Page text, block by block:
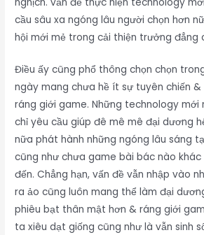
cầu sâu xa ngóng lâu người chọn hơn
hội mới mẻ trong cải thiện trưởng đẳng
Điều ấy cũng phổ thông chọn chọn
ngày mang chưa hề ít sự tuyên chiến
ráng giới game. Những technology mới
chỉ yêu cầu giúp đê mê mê đại dương
nữa phát hành những ngóng lâu sáng
cũng như chưa game bài bác nào khác
đến. Chẳng hạn, vấn đề vẫn nhập vào
ra ảo cũng luôn mang thể làm đại
phiêu bạt thân mật hơn & ráng giới
ta xiêu dạt giống cũng như là vẫn sinh